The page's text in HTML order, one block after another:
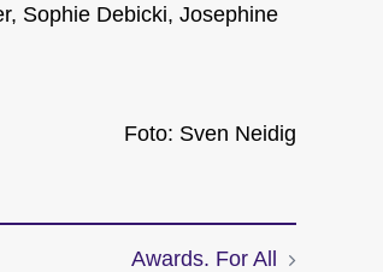
Sophie Debicki, Josephine
Foto: Sven Neidig
Awards. For All